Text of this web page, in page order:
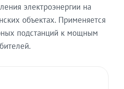
электроэнергии на
объектах. Применяется
подстанций к мощным